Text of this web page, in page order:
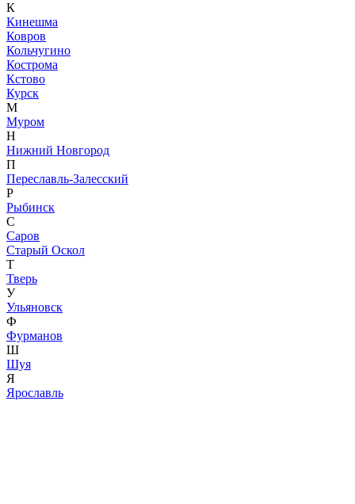
К
Кинешма
Ковров
Кольчугино
Кострома
Кстово
Курск
М
Муром
Н
Нижний Новгород
П
Переславль-Залесский
Р
Рыбинск
С
Саров
Старый Оскол
Т
Тверь
У
Ульяновск
Ф
Фурманов
Ш
Шуя
Я
Ярославль